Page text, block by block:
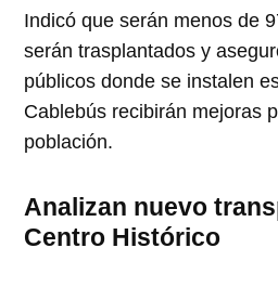
Indicó que serán menos de
serán trasplantados y
públicos donde se instalen
Cablebús recibirán mejoras
población.
Analizan nuevo
Centro Histórico